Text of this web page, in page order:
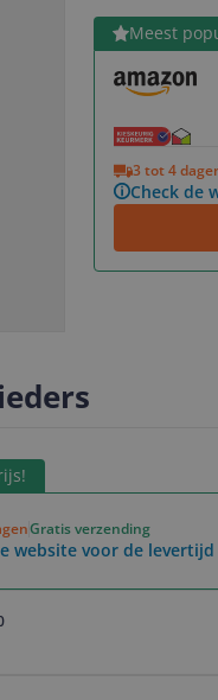
Meest
3 tot 4
Check de
Bekijk product
Gratis verzending
website voor de